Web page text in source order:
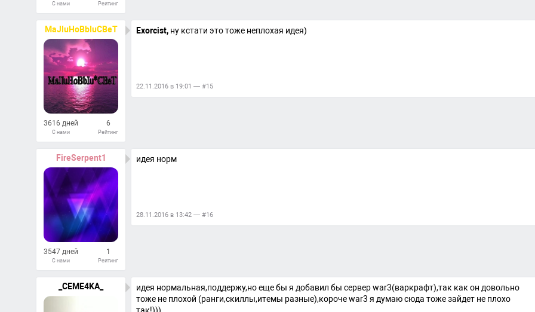
С нами Рейтинг
223
Ответов
MaJluHoBbIuCBeT
3616 дней
С нами
6
Рейтинг
352
Ответов
Exorcist, ну кстати это тоже неплохая идея)
22.11.2016 в 19:01 — #15
FireSerpent1
3547 дней
С нами
1
Рейтинг
112
Ответов
идея норм
28.11.2016 в 13:42 — #16
_CEME4KA_
идея нормальная,поддержу,но еще бы я добавил бы сервер war3(варкрафт),так как он довольно
тоже не плохой (ранги,скиллы,итемы разные),короче war3 я думаю сюда тоже зайдет не плохо